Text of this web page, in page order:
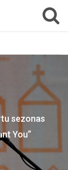
T
e
n
v
i
t
sezonas
You”